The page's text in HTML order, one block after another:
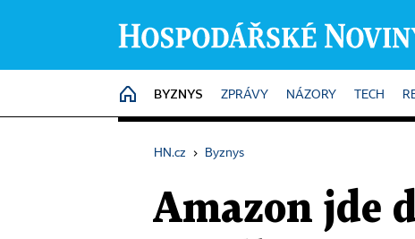
HOME
BYZNYS ZPRÁVY NÁZORY TECH
HN.cz › Byznys
Amazon jde